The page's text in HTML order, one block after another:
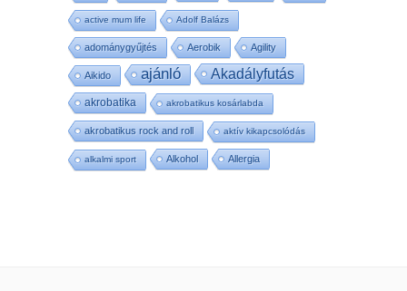
active mum life Adolf Balázs
adománygyűjtés Aerobik Agility
Aikido ajánló Akadályfutás
akrobatika akrobatikus kosárlabda
akrobatikus rock and roll aktív kikapcsolódás
alkalmi sport Alkohol Allergia